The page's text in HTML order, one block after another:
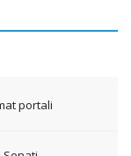
portali